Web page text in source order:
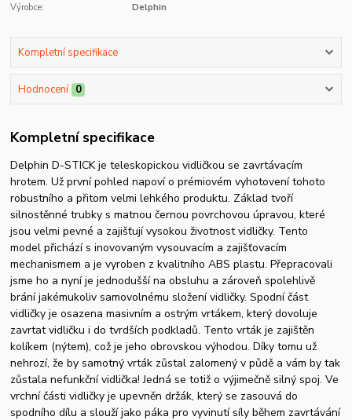
Výrobce:
Delphin
Kompletní specifikace
Hodnocení 0
Kompletní specifikace
Delphin D-STICK je teleskopickou vidličkou se zavrtávacím
hrotem. Už první pohled napoví o prémiovém vyhotovení tohoto
robustního a přitom velmi lehkého produktu. Základ tvoří
silnostěnné trubky s matnou černou povrchovou úpravou, které
jsou velmi pevné a zajišťují vysokou životnost vidličky. Tento
model přichází s inovovaným vysouvacím a zajišťovacím
mechanismem a je vyroben z kvalitního ABS plastu. Přepracovali
jsme ho a nyní je jednodušší na obsluhu a zároveň spolehlivě
brání jakémukoliv samovolnému složení vidličky. Spodní část
vidličky je osazena masivním a ostrým vrtákem, který dovoluje
zavrtat vidličku i do tvrdších podkladů. Tento vrták je zajištěn
kolíkem (nýtem), což je jeho obrovskou výhodou. Díky tomu už
nehrozí, že by samotný vrták zůstal zalomený v půdě a vám by tak
zůstala nefunkční vidlička! Jedná se totiž o výjimečně silný spoj. Ve
vrchní části vidličky je upevněn držák, který se zasouvá do
spodního dílu a slouží jako páka pro vyvinutí síly během zavrtávání